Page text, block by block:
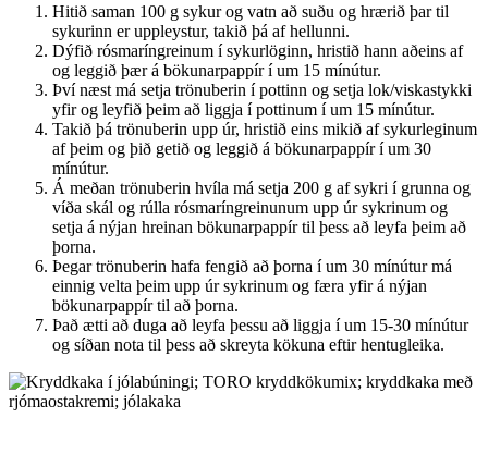
Hitið saman 100 g sykur og vatn að suðu og hrærið þar til
sykurinn er uppleystur, takið þá af hellunni.
Dýfið rósmaríngreinum í sykurlöginn, hristið hann aðeins af
og leggið þær á bökunarpappír í um 15 mínútur.
Því næst má setja trönuberin í pottinn og setja lok/viskastykki
yfir og leyfið þeim að liggja í pottinum í um 15 mínútur.
Takið þá trönuberin upp úr, hristið eins mikið af sykurleginum
af þeim og þið getið og leggið á bökunarpappír í um 30
mínútur.
Á meðan trönuberin hvíla má setja 200 g af sykri í grunna og
víða skál og rúlla rósmaríngreinunum upp úr sykrinum og
setja á nýjan hreinan bökunarpappír til þess að leyfa þeim að
þorna.
Þegar trönuberin hafa fengið að þorna í um 30 mínútur má
einnig velta þeim upp úr sykrinum og færa yfir á nýjan
bökunarpappír til að þorna.
Það ætti að duga að leyfa þessu að liggja í um 15-30 mínútur
og síðan nota til þess að skreyta kökuna eftir hentugleika.